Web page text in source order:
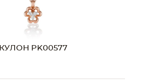
КУЛОН PK00577